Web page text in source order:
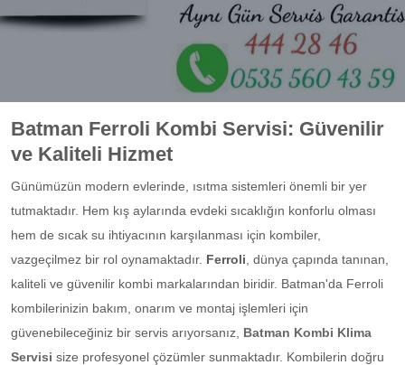
Batman Ferroli Kombi Servisi: Güvenilir
ve Kaliteli Hizmet
Günümüzün modern evlerinde, ısıtma sistemleri önemli bir yer
tutmaktadır. Hem kış aylarında evdeki sıcaklığın konforlu olması
hem de sıcak su ihtiyacının karşılanması için kombiler,
vazgeçilmez bir rol oynamaktadır. Ferroli , dünya çapında tanınan,
kaliteli ve güvenilir kombi markalarından biridir. Batman'da Ferroli
kombilerinizin bakım, onarım ve montaj işlemleri için
güvenebileceğiniz bir servis arıyorsanız, Batman Kombi Klima
Servisi size profesyonel çözümler sunmaktadır. Kombilerin doğru